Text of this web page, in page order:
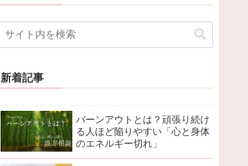
新着記事
バーンアウトとは？頑張り続け
る人ほど陥りやすい「心と身体
のエネルギー切れ」